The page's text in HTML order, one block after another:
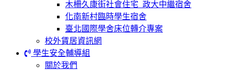
木柵久康街社會住宅_政大中繼宿舍
化南新村臨時學生宿舍
臺北國際學舍床位轉介專案
校外賃居資訊網
學生安全輔導組
關於我們